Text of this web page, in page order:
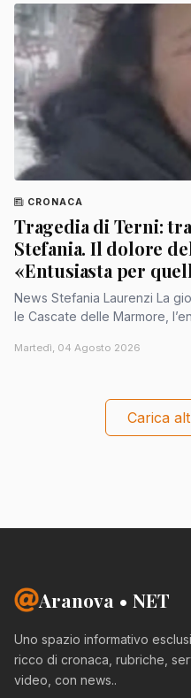
CRONACA
Tragedia di Terni:
Stefania. Il dolore
«Entusiasta per
News Stefania Laurenzi La gioia per una gita fuori porta verso
le Cascate delle Marmore,
Martedì, 04 Agosto 2026
Carica
Aranova • NET
Uno spazio informativo
ricco di cronaca, rubriche,
video, con news..